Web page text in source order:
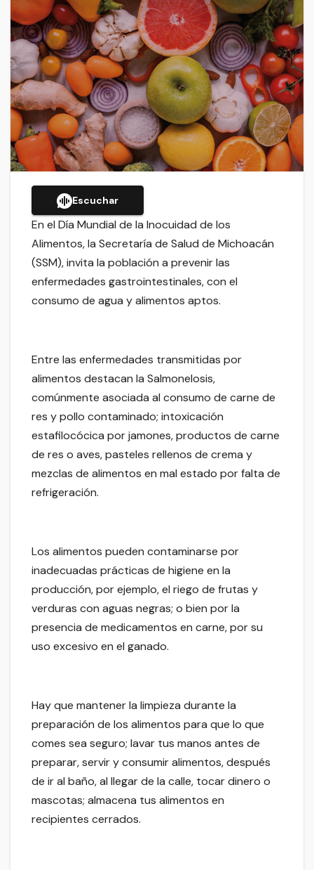
Escuchar
En el Día Mundial de la Inocuidad de los
Alimentos, la Secretaría de Salud de Michoacán
(SSM), invita la población a prevenir las
enfermedades gastrointestinales, con el
consumo de agua y alimentos aptos.
Entre las enfermedades transmitidas por
alimentos destacan la Salmonelosis,
comúnmente asociada al consumo de carne de
res y pollo contaminado; intoxicación
estafilocócica por jamones, productos de carne
de res o aves, pasteles rellenos de crema y
mezclas de alimentos en mal estado por falta de
refrigeración.
Los alimentos pueden contaminarse por
inadecuadas prácticas de higiene en la
producción, por ejemplo, el riego de frutas y
verduras con aguas negras; o bien por la
presencia de medicamentos en carne, por su
uso excesivo en el ganado.
Hay que mantener la limpieza durante la
preparación de los alimentos para que lo que
comes sea seguro; lavar tus manos antes de
preparar, servir y consumir alimentos, después
de ir al baño, al llegar de la calle, tocar dinero o
mascotas; almacena tus alimentos en
recipientes cerrados.